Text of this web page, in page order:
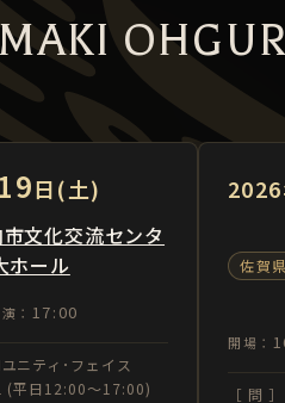
19日(土)
文化交流センタ
ホール
： 17:00
ニティ･フェイス
(平日12:00～17:00)
佐賀県
開場：
［ 問